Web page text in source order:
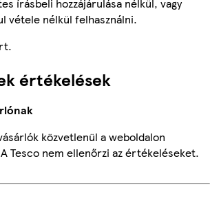
írásbeli hozzájárulása nélkül, vagy
vétele nélkül felhasználni.
értékelések
közvetlenül a weboldalon
Tesco nem ellenőrzi az értékeléseket.